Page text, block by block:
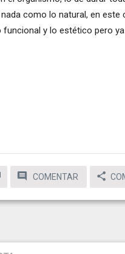
como lo natural, en
y lo estético pero
COMENTAR